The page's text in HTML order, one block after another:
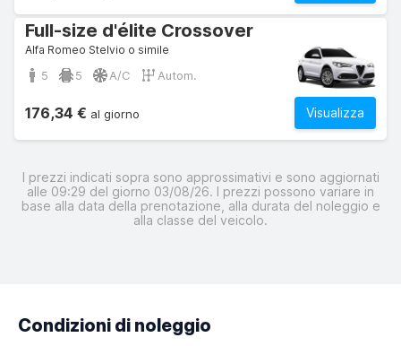
Full-size d'élite Crossover
Alfa Romeo Stelvio o simile
5 5 A/C Autom.
Visualizza
176,34 € al giorno
I prezzi indicati sopra sono approssimativi e sono aggiornati
alle 09:29 del giorno 03/08/26. I prezzi possono variare in
base alla data della prenotazione, alla durata del noleggio e
alla classe del veicolo.
Condizioni di noleggio